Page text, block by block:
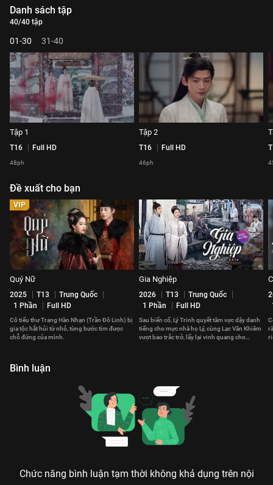
Danh sách tập
40/40 tập
01-30 31-40
Tập 1
T16 Full HD
48ph
Tập 2
T16 Full HD
46ph
Đề xuất cho bạn
VIP
Quý Nữ
2025 T13
Trung Quốc
1 Phần
Full HD
Cô tiểu thư Trang Hàn Nhạn (Trần Đô Linh) bị
gia tộc hắt hủi từ nhỏ, từng bước tìm được
chỗ đứng của mình.
Gia Nghiệp
2026 T13
Trung Quốc
1 Phần
Full HD
Sau biến cố, Lý Trinh quyết tâm vực dậy danh
tiếng cho mực nhà họ Lý, cùng Lạc Văn Khiêm
vượt bao trắc trở, lấy lại vinh quang cho
Bình luận
Chức năng bình luận tạm thời không khả dụng trên nội